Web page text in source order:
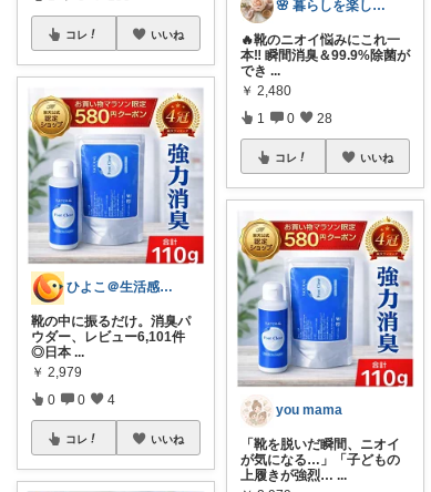
コレ いいね
ひよこ＠生活感を隠すナチュラル日用品
靴の中に振るだけ。消臭パ
ウダー、レビュー6,101件
◎日本 ...
￥ 2,979
0 0 4
コレ いいね
🌸 暮らしを楽しむ母🌸
🔥靴のニオイ悩みにこれ一
本‼️ 瞬間消臭＆99.9%除菌が
でき ...
￥ 2,480
1 0 28
コレ いいね
you mama
「靴を脱いだ瞬間、ニオイ
が気になる…」「子どもの
上履きが強烈… ...